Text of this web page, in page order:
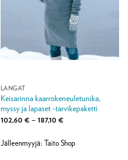
LANGAT
Keisarinna kaarrokeneuletunika,
myssy ja lapaset -tarvikepaketti
102,60 € – 187,10 €Hintaluokka:
187,10 €
Jälleenmyyjä: Taito Shop